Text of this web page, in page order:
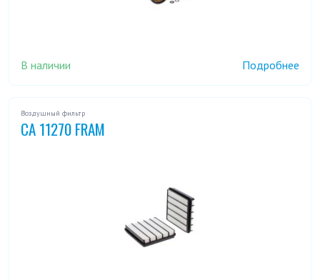
В наличии Подробнее
Воздушный фильтр
CA 11270 FRAM